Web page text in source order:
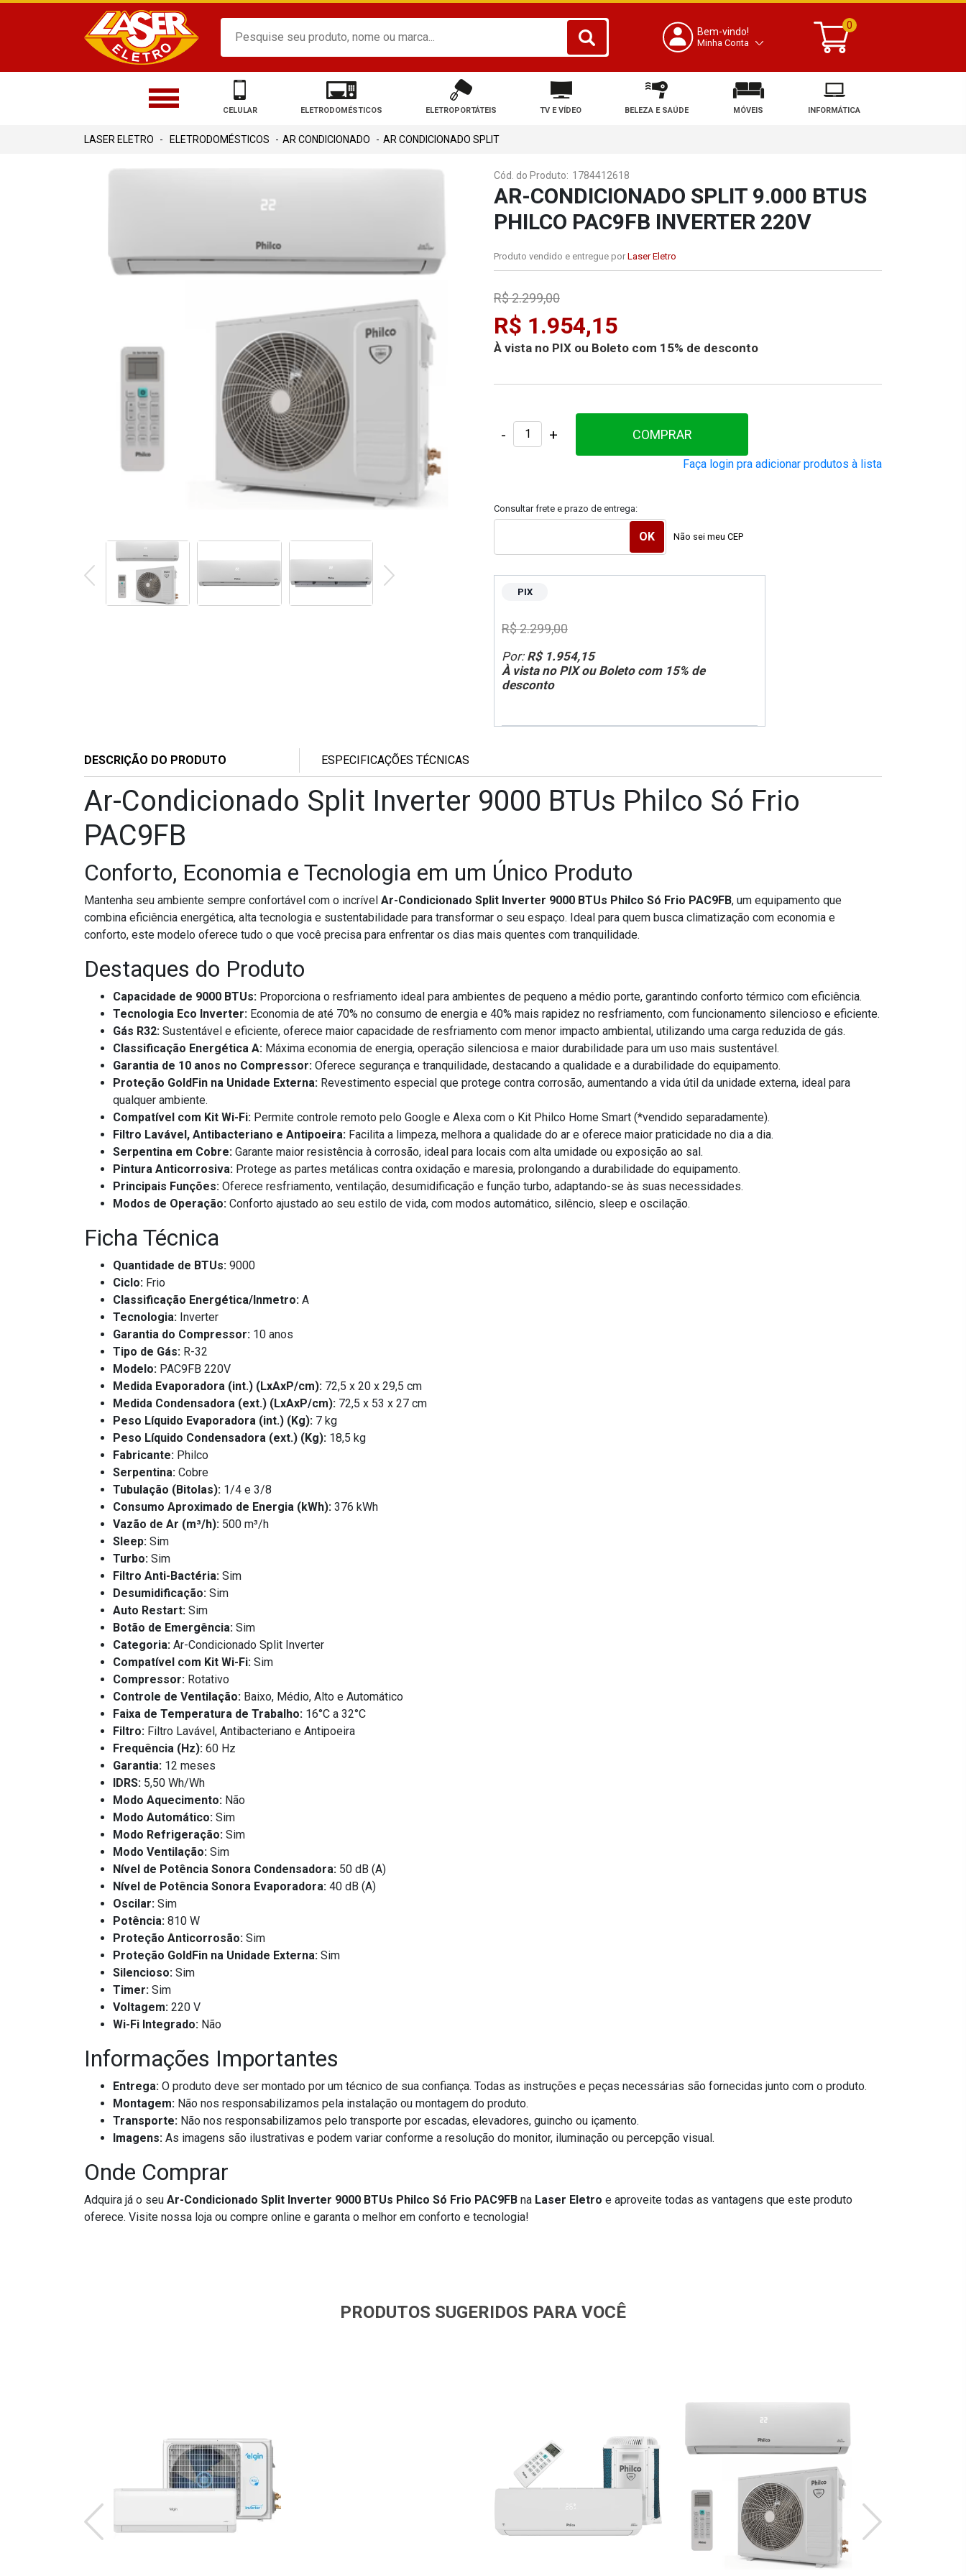
Bem-vindo!
Minha Conta
0
CELULAR ELETRODOMÉSTICOS ELETROPORTÁTEIS TV E VÍDEO BELEZA E SAÚDE MÓVEIS INFORMÁTICA
ELETRODOMÉSTICOS AR CONDICIONADO AR CONDICIONADO SPLIT
Cód. do Produto: 1784412618
AR-CONDICIONADO SPLIT 9.000 BTUS
PHILCO PAC9FB INVERTER 220V
Produto vendido e entregue por Laser Eletro
R$ 1.954,15
À vista no PIX ou Boleto com 15% de desconto
R$ 2.299,00
- + COMPRAR
Faça login pra adicionar produtos à lista
Consultar frete e prazo de entrega:
Não sei meu CEP
PIX
Por: R$ 1.954,15
À vista no PIX ou Boleto com 15% de
desconto
R$ 2.299,00
DESCRIÇÃO DO PRODUTO ESPECIFICAÇÕES TÉCNICAS
Ar-Condicionado Split Inverter 9000 BTUs Philco Só Frio
PAC9FB
Conforto, Economia e Tecnologia em um Único Produto
Mantenha seu ambiente sempre confortável com o incrível Ar-Condicionado Split Inverter 9000 BTUs Philco Só Frio PAC9FB, um equipamento que
combina eficiência energética, alta tecnologia e sustentabilidade para transformar o seu espaço. Ideal para quem busca climatização com economia e
conforto, este modelo oferece tudo o que você precisa para enfrentar os dias mais quentes com tranquilidade.
Destaques do Produto
Capacidade de 9000 BTUs: Proporciona o resfriamento ideal para ambientes de pequeno a médio porte, garantindo conforto térmico com eficiência.
Tecnologia Eco Inverter: Economia de até 70% no consumo de energia e 40% mais rapidez no resfriamento, com funcionamento silencioso e eficiente.
Gás R32: Sustentável e eficiente, oferece maior capacidade de resfriamento com menor impacto ambiental, utilizando uma carga reduzida de gás.
Classificação Energética A: Máxima economia de energia, operação silenciosa e maior durabilidade para um uso mais sustentável.
Garantia de 10 anos no Compressor: Oferece segurança e tranquilidade, destacando a qualidade e a durabilidade do equipamento.
Proteção GoldFin na Unidade Externa: Revestimento especial que protege contra corrosão, aumentando a vida útil da unidade externa, ideal para
qualquer ambiente.
Compatível com Kit Wi-Fi: Permite controle remoto pelo Google e Alexa com o Kit Philco Home Smart (*vendido separadamente).
Filtro Lavável, Antibacteriano e Antipoeira: Facilita a limpeza, melhora a qualidade do ar e oferece maior praticidade no dia a dia.
Serpentina em Cobre: Garante maior resistência à corrosão, ideal para locais com alta umidade ou exposição ao sal.
Pintura Anticorrosiva: Protege as partes metálicas contra oxidação e maresia, prolongando a durabilidade do equipamento.
Principais Funções: Oferece resfriamento, ventilação, desumidificação e função turbo, adaptando-se às suas necessidades.
Modos de Operação: Conforto ajustado ao seu estilo de vida, com modos automático, silêncio, sleep e oscilação.
Ficha Técnica
Quantidade de BTUs: 9000
Ciclo: Frio
Classificação Energética/Inmetro: A
Tecnologia: Inverter
Garantia do Compressor: 10 anos
Tipo de Gás: R-32
Modelo: PAC9FB 220V
Medida Evaporadora (int.) (LxAxP/cm): 72,5 x 20 x 29,5 cm
Medida Condensadora (ext.) (LxAxP/cm): 72,5 x 53 x 27 cm
Peso Líquido Evaporadora (int.) (Kg): 7 kg
Peso Líquido Condensadora (ext.) (Kg): 18,5 kg
Fabricante: Philco
Serpentina: Cobre
Tubulação (Bitolas): 1/4 e 3/8
Consumo Aproximado de Energia (kWh): 376 kWh
Vazão de Ar (m³/h): 500 m³/h
Sleep: Sim
Turbo: Sim
Filtro Anti-Bactéria: Sim
Desumidificação: Sim
Auto Restart: Sim
Botão de Emergência: Sim
Categoria: Ar-Condicionado Split Inverter
Compatível com Kit Wi-Fi: Sim
Compressor: Rotativo
Controle de Ventilação: Baixo, Médio, Alto e Automático
Faixa de Temperatura de Trabalho: 16°C a 32°C
Filtro: Filtro Lavável, Antibacteriano e Antipoeira
Frequência (Hz): 60 Hz
Garantia: 12 meses
IDRS: 5,50 Wh/Wh
Modo Aquecimento: Não
Modo Automático: Sim
Modo Refrigeração: Sim
Modo Ventilação: Sim
Nível de Potência Sonora Condensadora: 50 dB (A)
Nível de Potência Sonora Evaporadora: 40 dB (A)
Oscilar: Sim
Potência: 810 W
Proteção Anticorrosão: Sim
Proteção GoldFin na Unidade Externa: Sim
Silencioso: Sim
Timer: Sim
Voltagem: 220 V
Wi-Fi Integrado: Não
Informações Importantes
Entrega: O produto deve ser montado por um técnico de sua confiança. Todas as instruções e peças necessárias são fornecidas junto com o produto.
Montagem: Não nos responsabilizamos pela instalação ou montagem do produto.
Transporte: Não nos responsabilizamos pelo transporte por escadas, elevadores, guincho ou içamento.
Imagens: As imagens são ilustrativas e podem variar conforme a resolução do monitor, iluminação ou percepção visual.
Onde Comprar
Adquira já o seu Ar-Condicionado Split Inverter 9000 BTUs Philco Só Frio PAC9FB na Laser Eletro e aproveite todas as vantagens que este produto
oferece. Visite nossa loja ou compre online e garanta o melhor em conforto e tecnologia!
PRODUTOS SUGERIDOS PARA VOCÊ